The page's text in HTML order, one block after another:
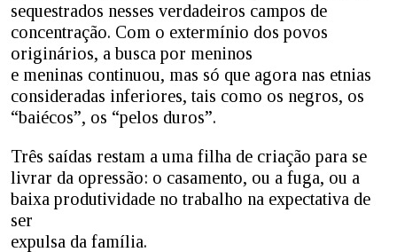
sequestrados nesses verdadeiros campos de
concentração. Com o extermínio dos povos
originários, a busca por meninos
e meninas continuou, mas só que agora nas etnias
consideradas inferiores, tais como os negros, os
“baiécos”, os “pelos duros”.
Três saídas restam a uma filha de criação para se
livrar da opressão: o casamento, ou a fuga, ou a
baixa produtividade no trabalho na expectativa de
ser
expulsa da família.